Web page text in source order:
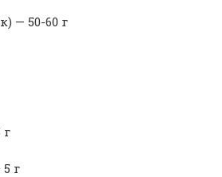
— 50-60 г
г